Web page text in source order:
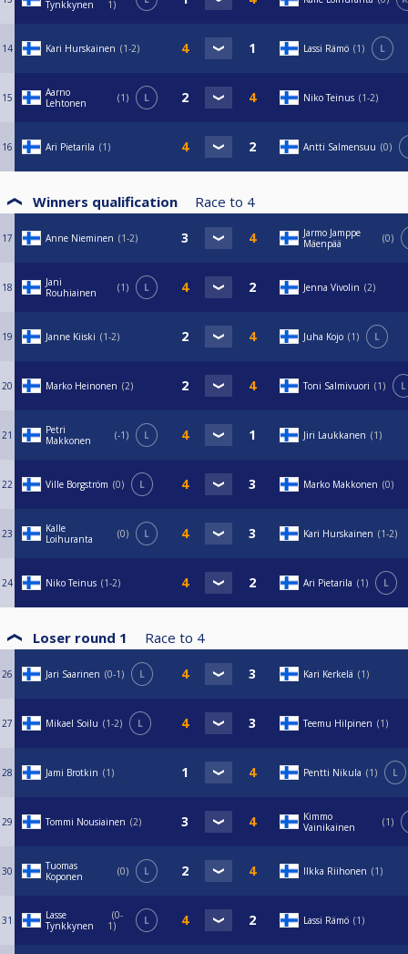
Tynkkynen
1
14 Kari Hurskainen 1-2 Lassi Rämö 1 L
15
Aarno
Lehtonen
1 L Niko Teinus 1-2
16 Ari Pietarila 1 Antti Salmensuu 0
Winners qualification Race to 4
17 Anne Nieminen 1-2
Jarmo Jamppe
Mäenpää
0
18
Jani
Rouhiainen
1 L Jenna Vivolin 2
19 Janne Kiiski 1-2 Juha Kojo 1 L
20 Marko Heinonen 2 Toni Salmivuori 1 L
21
Petri
Makkonen
-1 L Jiri Laukkanen 1
22 Ville Borgström 0 L Marko Makkonen 0
23
Kalle
Loihuranta
0 L Kari Hurskainen 1-2
24 Niko Teinus 1-2 Ari Pietarila 1 L
Loser round 1 Race to 4
26 Jari Saarinen 0-1 L Kari Kerkelä 1
27 Mikael Soilu 1-2 L Teemu Hilpinen 1
28 Jami Brotkin 1 Pentti Nikula 1 L
29 Tommi Nousiainen 2
Kimmo
Vainikainen
1
30
Tuomas
Koponen
0 L Ilkka Riihonen 1
31
Lasse
Tynkkynen
0-
1
L Lassi Rämö 1